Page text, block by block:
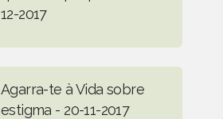
12-2017
Agarra-te à Vida sobre
estigma - 20-11-2017